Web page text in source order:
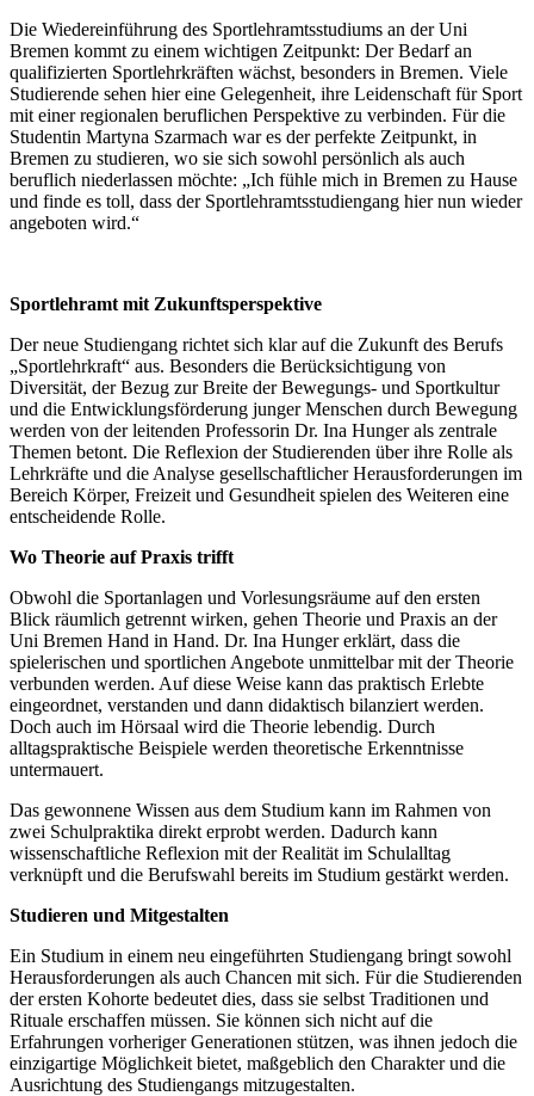
Die Wiedereinführung des Sportlehramtsstudiums an der Uni
Bremen kommt zu einem wichtigen Zeitpunkt: Der Bedarf an
qualifizierten Sportlehrkräften wächst, besonders in Bremen. Viele
Studierende sehen hier eine Gelegenheit, ihre Leidenschaft für Sport
mit einer regionalen beruflichen Perspektive zu verbinden. Für die
Studentin Martyna Szarmach war es der perfekte Zeitpunkt, in
Bremen zu studieren, wo sie sich sowohl persönlich als auch
beruflich niederlassen möchte: „Ich fühle mich in Bremen zu Hause
und finde es toll, dass der Sportlehramtsstudiengang hier nun wieder
angeboten wird.“
Sportlehramt mit Zukunftsperspektive
Der neue Studiengang richtet sich klar auf die Zukunft des Berufs
„Sportlehrkraft“ aus. Besonders die Berücksichtigung von
Diversität, der Bezug zur Breite der Bewegungs- und Sportkultur
und die Entwicklungsförderung junger Menschen durch Bewegung
werden von der leitenden Professorin Dr. Ina Hunger als zentrale
Themen betont. Die Reflexion der Studierenden über ihre Rolle als
Lehrkräfte und die Analyse gesellschaftlicher Herausforderungen im
Bereich Körper, Freizeit und Gesundheit spielen des Weiteren eine
entscheidende Rolle.
Wo Theorie auf Praxis trifft
Obwohl die Sportanlagen und Vorlesungsräume auf den ersten
Blick räumlich getrennt wirken, gehen Theorie und Praxis an der
Uni Bremen Hand in Hand. Dr. Ina Hunger erklärt, dass die
spielerischen und sportlichen Angebote unmittelbar mit der Theorie
verbunden werden. Auf diese Weise kann das praktisch Erlebte
eingeordnet, verstanden und dann didaktisch bilanziert werden.
Doch auch im Hörsaal wird die Theorie lebendig. Durch
alltagspraktische Beispiele werden theoretische Erkenntnisse
untermauert.
Das gewonnene Wissen aus dem Studium kann im Rahmen von
zwei Schulpraktika direkt erprobt werden. Dadurch kann
wissenschaftliche Reflexion mit der Realität im Schulalltag
verknüpft und die Berufswahl bereits im Studium gestärkt werden.
Studieren und Mitgestalten
Ein Studium in einem neu eingeführten Studiengang bringt sowohl
Herausforderungen als auch Chancen mit sich. Für die Studierenden
der ersten Kohorte bedeutet dies, dass sie selbst Traditionen und
Rituale erschaffen müssen. Sie können sich nicht auf die
Erfahrungen vorheriger Generationen stützen, was ihnen jedoch die
einzigartige Möglichkeit bietet, maßgeblich den Charakter und die
Ausrichtung des Studiengangs mitzugestalten.